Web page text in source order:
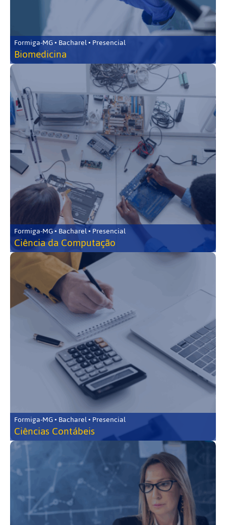
Formiga-MG • Bacharel • Presencial
Biomedicina
Formiga-MG • Bacharel • Presencial
Ciência da Computação
Formiga-MG • Bacharel • Presencial
Ciências Contábeis